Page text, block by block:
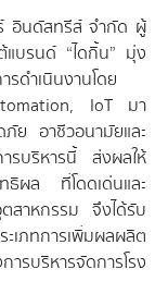
อินดัสทรีส์ จำกัด ผู้
แบรนด์ “ไดกิ้น” มุ่ง
ดำเนินงานโดย
IoT มา
ย อาชีวอนามัยและ
รบริหารนี้ ส่งผลให้
ผล ที่โดดเด่นและ
สาหกรรม จึงได้รับ
ภทการเพิ่มผลผลิต
ริหารจัดการโรง